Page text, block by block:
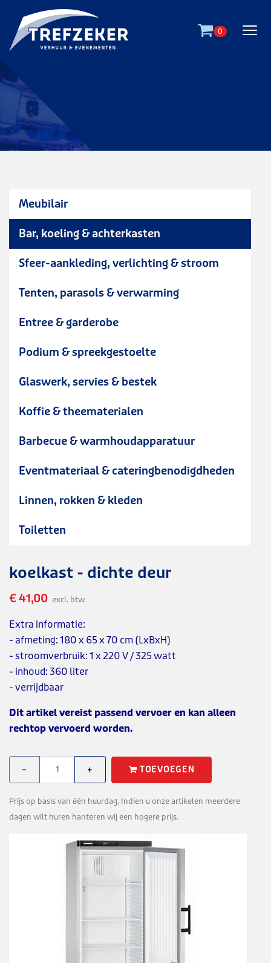
Ga direct naarde inhoud
0
koelkast - dichte deur
Meubilair
Bar, koeling & achterkasten
Sfeer-aankleding, verlichting & stroom
Tenten, parasols & verwarming
Entree & garderobe
Podium & spreekgestoelte
Glaswerk, servies & bestek
Koffie & theematerialen
Barbecue & warmhoudapparatuur
Eventmateriaal & cateringbenodigdheden
Linnen, rokken & kleden
Toiletten
koelkast - dichte deur
€ 41,00 excl. btw.
Extra informatie:
- afmeting: 180 x 65 x 70 cm (LxBxH)
- stroomverbruik: 1 x 220 V / 325 watt
- inhoud: 360 liter
- verrijdbaar
Dit artikel vereist passend vervoer en kan alleen
rechtop vervoerd worden.
− + TOEVOEGEN
Prijs op basis van één huurdag. Indien u onze artikelen meerdere
dagen wilt huren hanteren wij een hogere prijs.